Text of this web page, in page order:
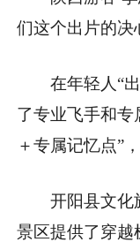
们这个出片的决
在年轻人“
了专业飞手和专
＋专属记忆点”
开阳县文化
景区提供了穿越